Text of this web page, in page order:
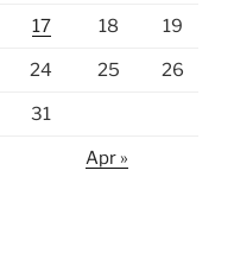
17 18 19
24 25 26
31
Apr »